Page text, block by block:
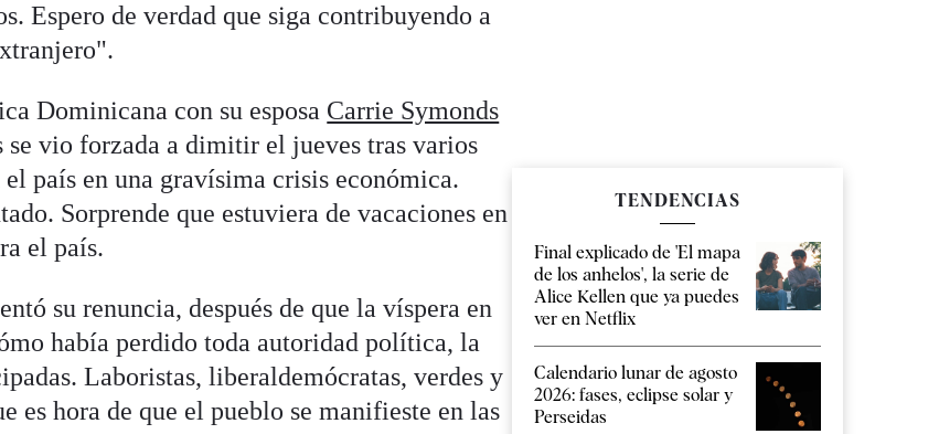
Espero de verdad que siga contribuyendo a
Dominicana con su esposa Carrie Symonds
se vio forzada a dimitir el jueves tras varios
país en una gravísima crisis económica.
Sorprende que estuviera de vacaciones en
el país.
su renuncia, después de que la víspera en
había perdido toda autoridad política, la
Laboristas, liberaldemócratas, verdes y
es hora de que el pueblo se manifieste en las
TENDENCIAS
Final explicado de 'El mapa
de los anhelos', la serie de
Alice Kellen que ya puedes
ver en Netflix
Calendario lunar de agosto
2026: fases, eclipse solar y
Perseidas